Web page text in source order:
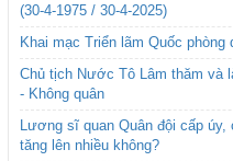
(30-4-1975 / 30-4-2025)
Khai mạc Triển lãm Quốc phòng
Chủ tịch Nước Tô Lâm thăm và
- Không quân
Lương sĩ quan Quân đội cấp
tăng lên nhiều không?